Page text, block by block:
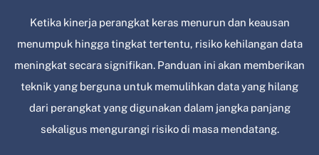
Ketika kinerja perangkat keras menurun dan keausan
menumpuk hingga tingkat tertentu, risiko kehilangan data
meningkat secara signifikan. Panduan ini akan memberikan
teknik yang berguna untuk memulihkan data yang hilang
dari perangkat yang digunakan dalam jangka panjang
sekaligus mengurangi risiko di masa mendatang.